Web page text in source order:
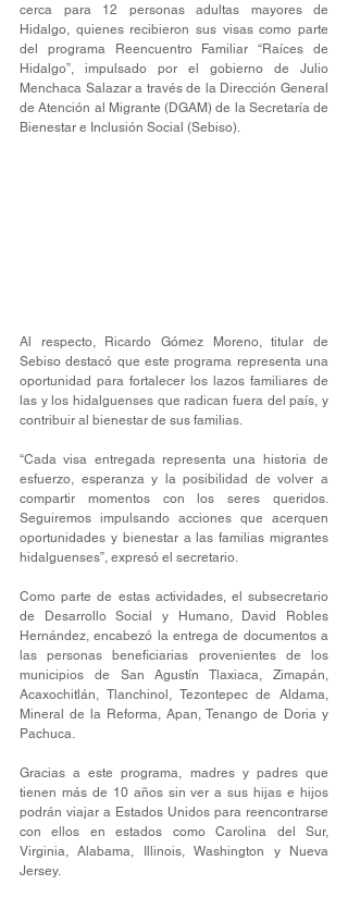
cerca para 12 personas adultas mayores de
Hidalgo, quienes recibieron sus visas como parte
del programa Reencuentro Familiar “Raíces de
Hidalgo”, impulsado por el gobierno de Julio
Menchaca Salazar a través de la Dirección General
de Atención al Migrante (DGAM) de la Secretaría de
Bienestar e Inclusión Social (Sebiso).
Al respecto, Ricardo Gómez Moreno, titular de
Sebiso destacó que este programa representa una
oportunidad para fortalecer los lazos familiares de
las y los hidalguenses que radican fuera del país, y
contribuir al bienestar de sus familias.
“Cada visa entregada representa una historia de
esfuerzo, esperanza y la posibilidad de volver a
compartir momentos con los seres queridos.
Seguiremos impulsando acciones que acerquen
oportunidades y bienestar a las familias migrantes
hidalguenses”, expresó el secretario.
Como parte de estas actividades, el subsecretario
de Desarrollo Social y Humano, David Robles
Hernández, encabezó la entrega de documentos a
las personas beneficiarias provenientes de los
municipios de San Agustín Tlaxiaca, Zimapán,
Acaxochitlán, Tlanchinol, Tezontepec de Aldama,
Mineral de la Reforma, Apan, Tenango de Doria y
Pachuca.
Gracias a este programa, madres y padres que
tienen más de 10 años sin ver a sus hijas e hijos
podrán viajar a Estados Unidos para reencontrarse
con ellos en estados como Carolina del Sur,
Virginia, Alabama, Illinois, Washington y Nueva
Jersey.